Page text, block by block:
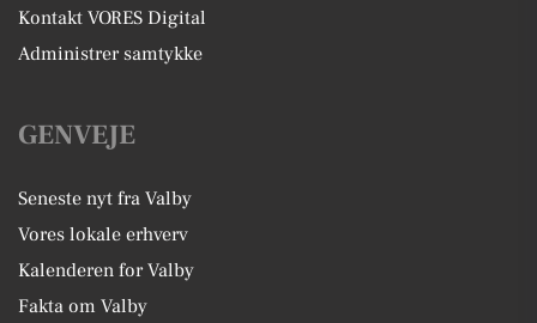
Kontakt VORES Digital
Administrer samtykke
GENVEJE
Seneste nyt fra Valby
Vores lokale erhverv
Kalenderen for Valby
Fakta om Valby